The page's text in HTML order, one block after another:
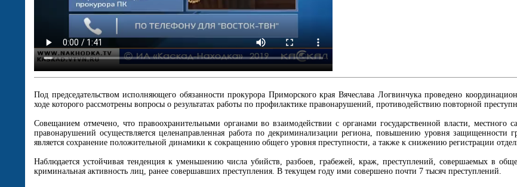
Под председательством исполняющего обязанности прокурора Приморского края Вячеслава Логвинчука проведено
ходе которого рассмотрены вопросы о результатах работы по профилактике правонарушений, противодействию повторной
Совещанием отмечено, что правоохранительными органами во взаимодействии с органами государственной власти, местного
правонарушений осуществляется целенаправленная работа по декриминализации региона, повышению уровня защищенности
является сохранение положительной динамики к сокращению общего уровня преступности, а также к снижению регистрации
Наблюдается устойчивая тенденция к уменьшению числа убийств, разбоев, грабежей, краж, преступлений, совершаемых в
криминальная активность лиц, ранее совершавших преступления. В текущем году ими совершено почти 7 тысяч преступлений.